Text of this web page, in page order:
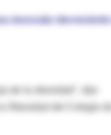
muscular
de la obesidad", dijo
Obesidad del Colegio